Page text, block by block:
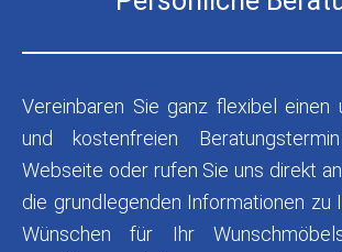
Vereinbaren Sie ganz flexibel einen
und kostenfreien
Webseite oder rufen Sie uns direkt
die grundlegenden Informationen zu
Wünschen für Ihr